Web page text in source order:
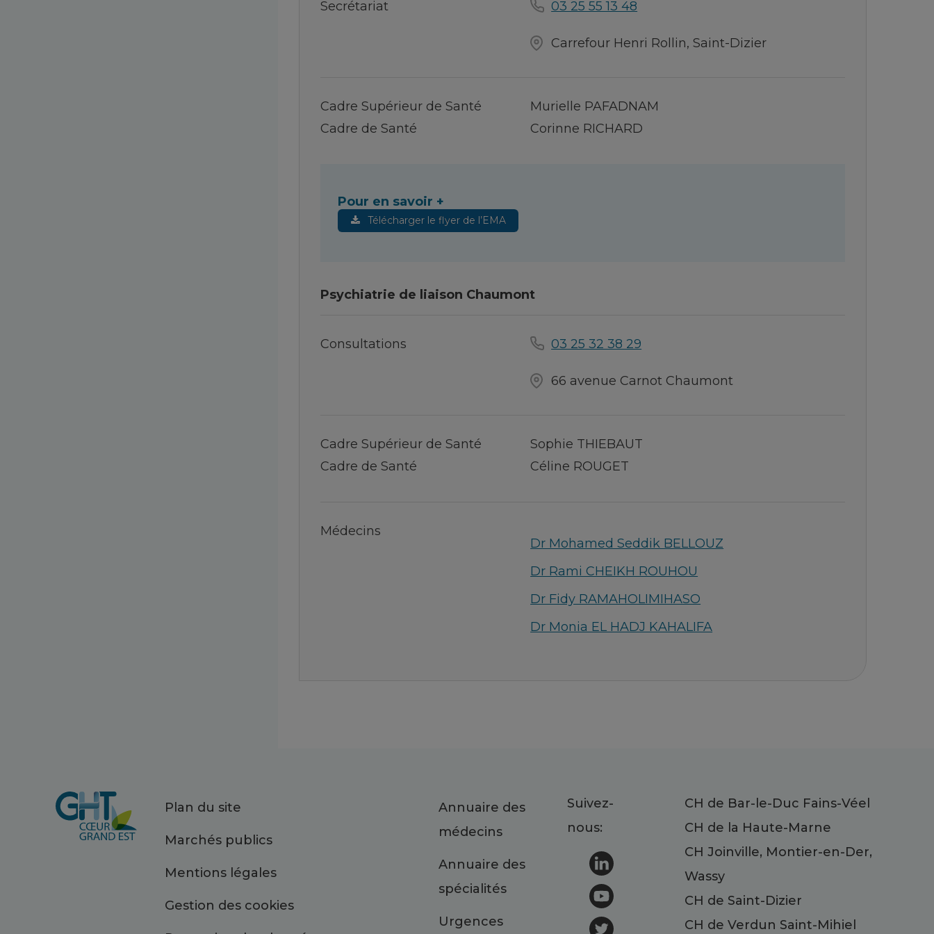
Secrétariat 03 25 55 13 48
Carrefour Henri Rollin, Saint-Dizier
Cadre Supérieur de Santé
Murielle PAFADNAM
Cadre de Santé
Corinne RICHARD
Pour en savoir +
Télécharger le flyer de l’EMA
Psychiatrie de liaison Chaumont
Consultations 03 25 32 38 29
66 avenue Carnot Chaumont
Cadre Supérieur de Santé
Sophie THIEBAUT
Cadre de Santé
Céline ROUGET
Médecins
Dr Mohamed Seddik BELLOUZ
Dr Rami CHEIKH ROUHOU
Dr Fidy RAMAHOLIMIHASO
Dr Monia EL HADJ KAHALIFA
Plan du site
Marchés publics
Mentions légales
Gestion des cookies
Annuaire des
médecins
Annuaire des
spécialités
Urgences
Suivez-
nous:
CH de Bar-le-Duc Fains-Véel
CH de la Haute-Marne
CH Joinville, Montier-en-Der,
Wassy
CH de Saint-Dizier
CH de Verdun Saint-Mihiel